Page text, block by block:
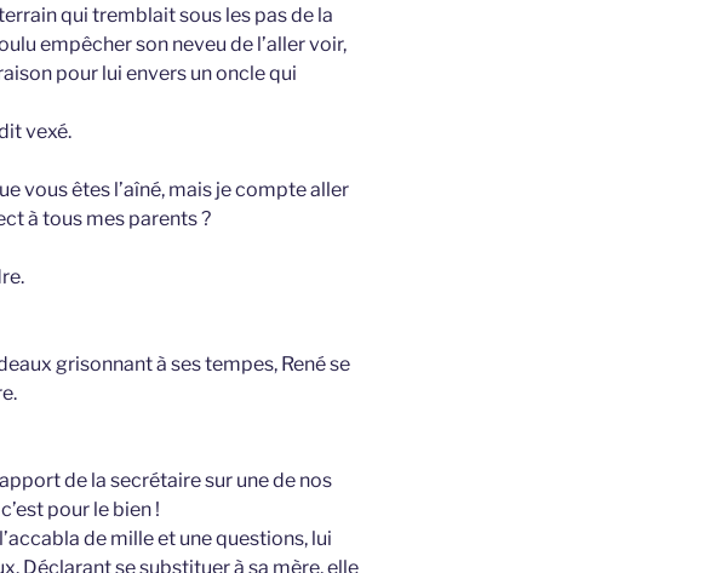
qui tremblait sous les pas de la
empêcher son neveu de l’aller voir,
pour lui envers un oncle qui
vexé.
vous êtes l’aîné, mais je compte aller
à tous mes parents ?
grisonnant à ses tempes, René se
de la secrétaire sur une de nos
pour le bien !
de mille et une questions, lui
Déclarant se substituer à sa mère, elle